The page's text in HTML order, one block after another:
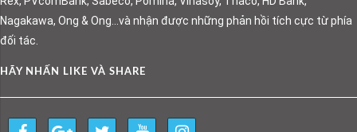
Nagakawa, Ong & Ong…và nhận được những phản hồi tích cực từ phía
đối tác.
HÃY NHẤN LIKE VÀ SHARE